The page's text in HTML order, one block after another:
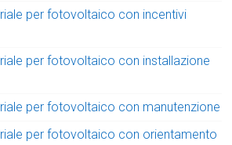
per fotovoltaico con incentivi
per fotovoltaico con installazione
per fotovoltaico con manutenzione
per fotovoltaico con orientamento